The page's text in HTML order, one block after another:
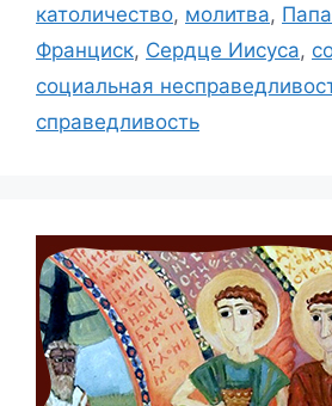
католичество, молитва,
Франциск, Сердце Иисуса,
социальная
справедливость